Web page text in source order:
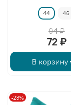
44 46
94 ₽
72 ₽
В корзину
-23%